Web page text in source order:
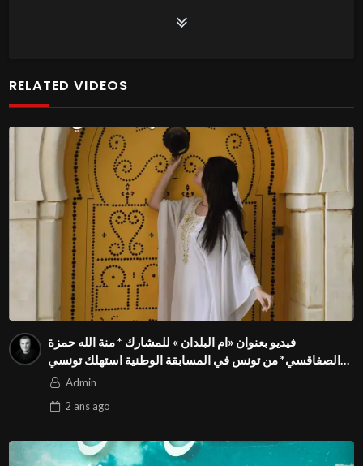
RELATED VIDEOS
فيديو بعنوان «ام البلدان » للمشارك * منة الله حمزة
الصفاقسي* من تونس في المسابقة الوطنية استهلك تونسي
Admin
2 ansago